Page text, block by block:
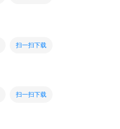
扫一扫下载
扫一扫下载